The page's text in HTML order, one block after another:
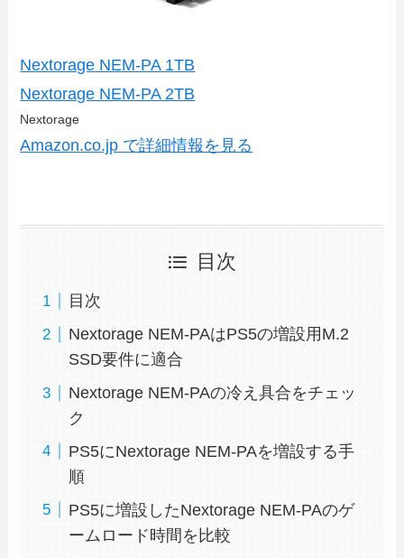
Nextorage NEM-PA 1TB
Nextorage NEM-PA 2TB
Nextorage
Amazon.co.jp で詳細情報を見る
目次
目次
Nextorage NEM-PAはPS5の増設用M.2
SSD要件に適合
Nextorage NEM-PAの冷え具合をチェッ
ク
PS5にNextorage NEM-PAを増設する手
順
PS5に増設したNextorage NEM-PAのゲ
ームロード時間を比較